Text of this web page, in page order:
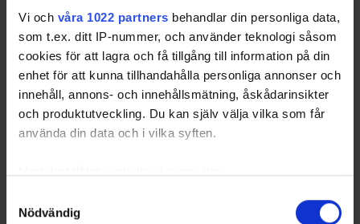
Vi och våra 1022 partners behandlar din personliga data,
som t.ex. ditt IP-nummer, och använder teknologi såsom
cookies för att lagra och få tillgång till information på din
enhet för att kunna tillhandahålla personliga annonser och
innehåll, annons- och innehållsmätning, åskådarinsikter
och produktutveckling. Du kan själv välja vilka som får
använda din data och i vilka syften.
som kan ha en noggrannhet på upp till flera meter
Nödvändig
Officiella partners